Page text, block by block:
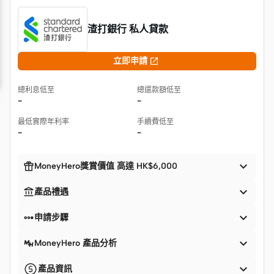
渣打銀行 私人貸款
立即申請 
總利息低至
-
總還款額低至
-
最低實際年利率
-
手續費低至
-
MoneyHero獎賞價值 高達 HK$6,000 
產品禮遇 
申請步驟 
MoneyHero 產品分析 
產品資訊 